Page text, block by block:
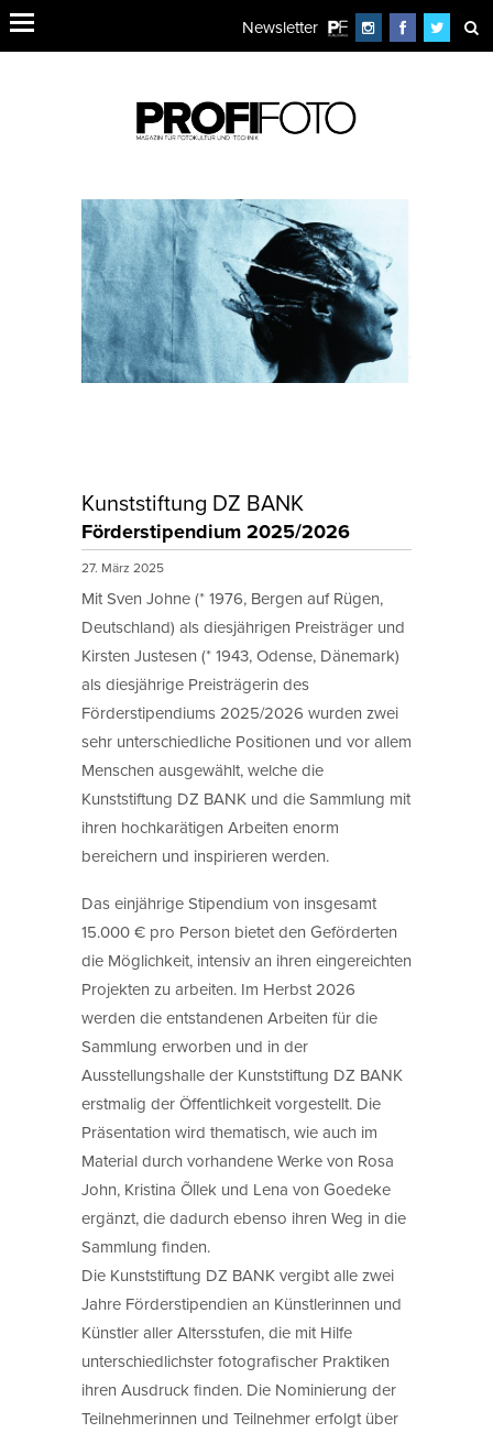
Newsletter
Kunststiftung DZ BANK
Förderstipendium 2025/2026
27. März 2025
Mit Sven Johne (* 1976, Bergen auf Rügen,
Deutschland) als diesjährigen Preisträger und
Kirsten Justesen (* 1943, Odense, Dänemark)
als diesjährige Preisträgerin des
Förderstipendiums 2025/2026 wurden zwei
sehr unterschiedliche Positionen und vor allem
Menschen ausgewählt, welche die
Kunststiftung DZ BANK und die Sammlung mit
ihren hochkarätigen Arbeiten enorm
bereichern und inspirieren werden.
Das einjährige Stipendium von insgesamt
15.000 € pro Person bietet den Geförderten
die Möglichkeit, intensiv an ihren eingereichten
Projekten zu arbeiten. Im Herbst 2026
werden die entstandenen Arbeiten für die
Sammlung erworben und in der
Ausstellungshalle der Kunststiftung DZ BANK
erstmalig der Öffentlichkeit vorgestellt. Die
Präsentation wird thematisch, wie auch im
Material durch vorhandene Werke von Rosa
John, Kristina Õllek und Lena von Goedeke
ergänzt, die dadurch ebenso ihren Weg in die
Sammlung finden.
Die Kunststiftung DZ BANK vergibt alle zwei
Jahre Förderstipendien an Künstlerinnen und
Künstler aller Altersstufen, die mit Hilfe
unterschiedlichster fotografischer Praktiken
ihren Ausdruck finden. Die Nominierung der
Teilnehmerinnen und Teilnehmer erfolgt über